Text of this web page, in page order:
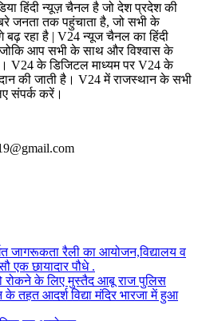
हिंदी न्यूज़ चैनल है जो देश प्रदेश की
जनता तक पहुंचाता है, जो सभी के
रहा है | V24 न्यूज चैनल का हिंदी
आप सभी के साथ और विश्वास के
V24 के डिजिटल माध्यम पर V24 के
की जाती है। V24 में राजस्थान के सभी
संपर्क करें।
जागरूकता रैली का आयोजन,विद्यालय व
एक छायादार पौधे .
रोकने के लिए मुस्तैद आबू राज पुलिस
के तहत आदर्श विद्या मंदिर भारजा में हुआ